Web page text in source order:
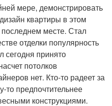
мере, демонстрировать
квартиры в этом
месте. Стал
отделки популярность
сегодня принято
потолков
нет. Кто-то радеет за
то предпочтительнее
конструкциями.